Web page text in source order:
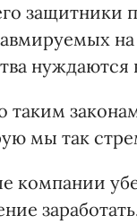
защитники
таким
мы так
компании